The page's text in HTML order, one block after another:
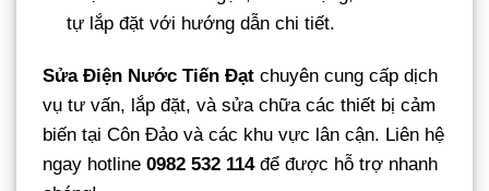
tự lắp đặt với hướng dẫn chi tiết.
Sửa Điện Nước Tiến Đạt chuyên cung cấp dịch
vụ tư vấn, lắp đặt, và sửa chữa các thiết bị cảm
biến tại Côn Đảo và các khu vực lân cận. Liên hệ
ngay hotline 0982 532 114để được hỗ trợ nhanh